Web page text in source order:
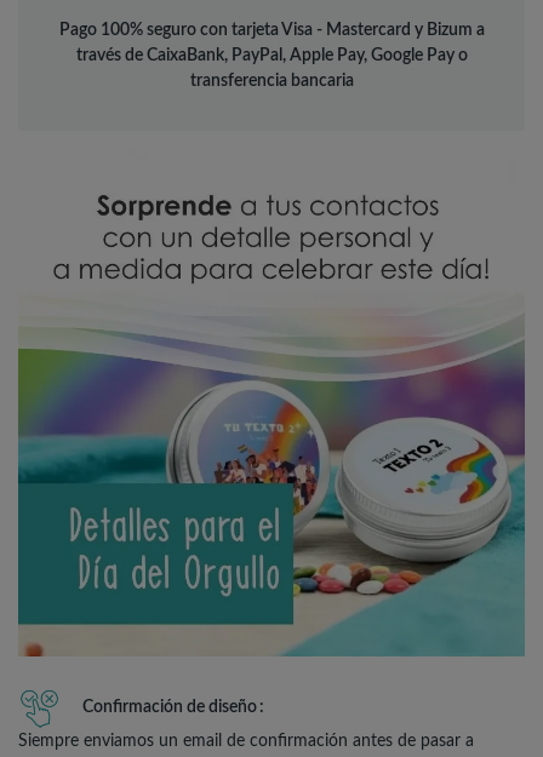
Pago 100% seguro con tarjeta Visa - Mastercard y Bizum a
través de CaixaBank, PayPal, Apple Pay, Google Pay o
transferencia bancaria
Confirmación de diseño
Siempre enviamos un email de confirmación antes de pasar a